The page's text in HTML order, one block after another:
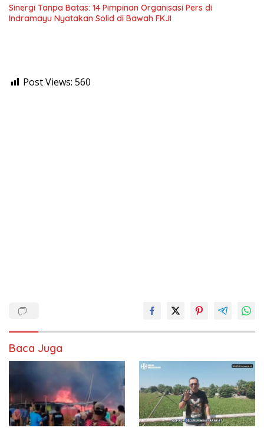
Sinergi Tanpa Batas: 14 Pimpinan Organisasi Pers di
Indramayu Nyatakan Solid di Bawah FKJI
Post Views: 560
Baca Juga